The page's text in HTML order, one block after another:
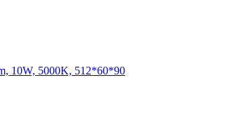
10W, 5000K, 512*60*90